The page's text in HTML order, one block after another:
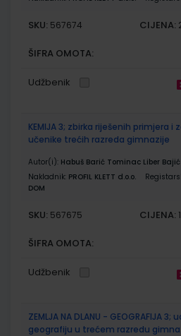
SKU: 567674 CIJENA:
ŠIFRA OMOTA:
Udžbenik
KEMIJA 3; zbirka riješenih primjera
učenike trećih razreda gimnazije
Autor(i): Habuš Barić Tominac Liber Bajić
Nakladnik: PROFIL KLETT d.o.o.
DOM
SKU: 567675 CIJENA:
ŠIFRA OMOTA:
Udžbenik
ZEMLJA NA DLANU - GEOGRAFIJA
geografiju u trećem razredu